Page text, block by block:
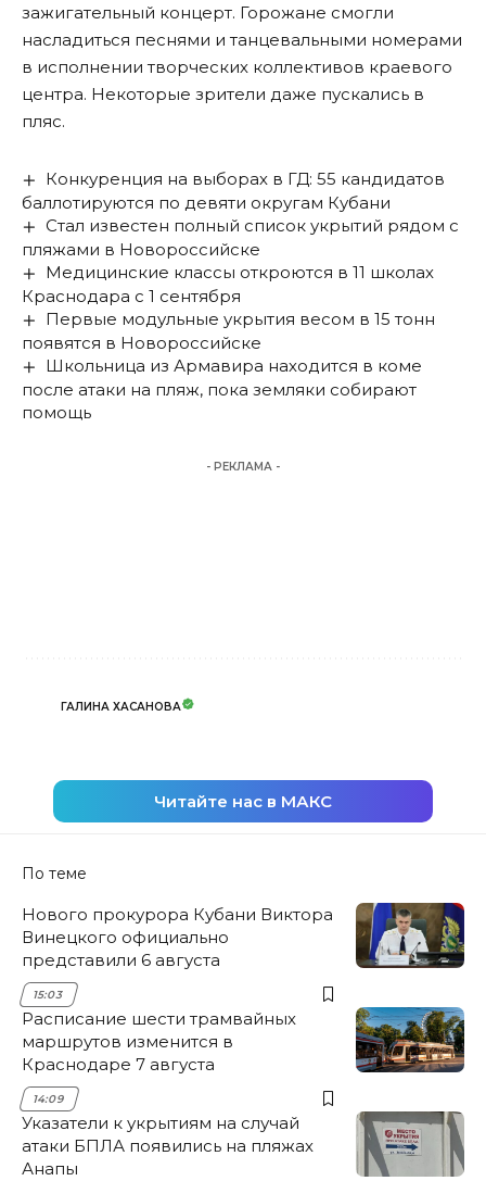
зажигательный концерт. Горожане смогли
насладиться песнями и танцевальными номерами
в исполнении творческих коллективов краевого
центра. Некоторые зрители даже пускались в
пляс.
Конкуренция на выборах в ГД: 55 кандидатов
баллотируются по девяти округам Кубани
Стал известен полный список укрытий рядом с
пляжами в Новороссийске
Медицинские классы откроются в 11 школах
Краснодара с 1 сентября
Первые модульные укрытия весом в 15 тонн
появятся в Новороссийске
Школьница из Армавира находится в коме
после атаки на пляж, пока земляки собирают
помощь
- РЕКЛАМА -
ГАЛИНА ХАСАНОВА
Читайте нас в МАКС
По теме
Нового прокурора Кубани Виктора
Винецкого официально
представили 6 августа
15:03
Расписание шести трамвайных
маршрутов изменится в
Краснодаре 7 августа
14:09
Указатели к укрытиям на случай
атаки БПЛА появились на пляжах
Анапы